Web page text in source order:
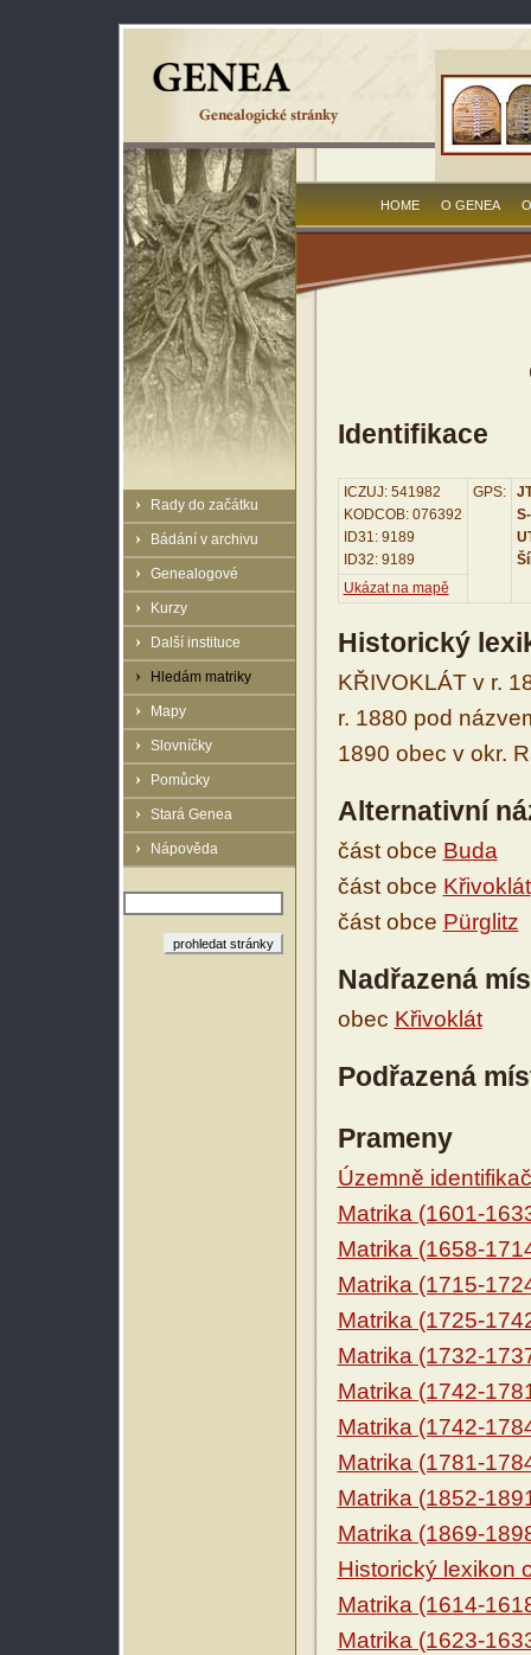
Rady do začátku
Bádání v archivu
Genealogové
Kurzy
Další instituce
Hledám matriky
Mapy
Slovníčky
Pomůcky
Stará Genea
Nápověda
HOME O GENEA
Identifikace
ICZUJ: 541982
KODCOB: 076392
ID31: 9189
ID32: 9189
GPS:
Ukázat na mapě
Historický
KŘIVOKLÁT v r.
r. 1880 pod
1890 obec v okr.
Alternativní
část obce Buda
část obce Křivoklát
část obce Pürglitz
Nadřazená
obec Křivoklát
Podřazená
Prameny
Územně
Matrika (1601-
Matrika (1658-
Matrika (1715-
Matrika (1725-
Matrika (1732-
Matrika (1742-
Matrika (1742-
Matrika (1781-
Matrika (1852-
Matrika (1869-
Historický lexikon
Matrika (1614-
Matrika (1623-